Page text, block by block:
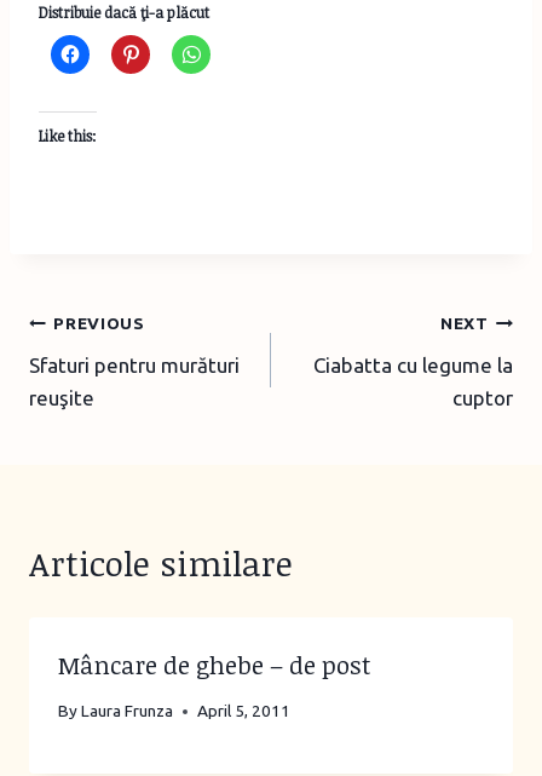
Distribuie dacă ţi-a plăcut
Like this:
Post
navigation
PREVIOUS
Sfaturi pentru murături
reuşite
NEXT
Ciabatta cu legume la
cuptor
Articole similare
Mâncare de ghebe – de post
ByLaura Frunza April 5, 2011